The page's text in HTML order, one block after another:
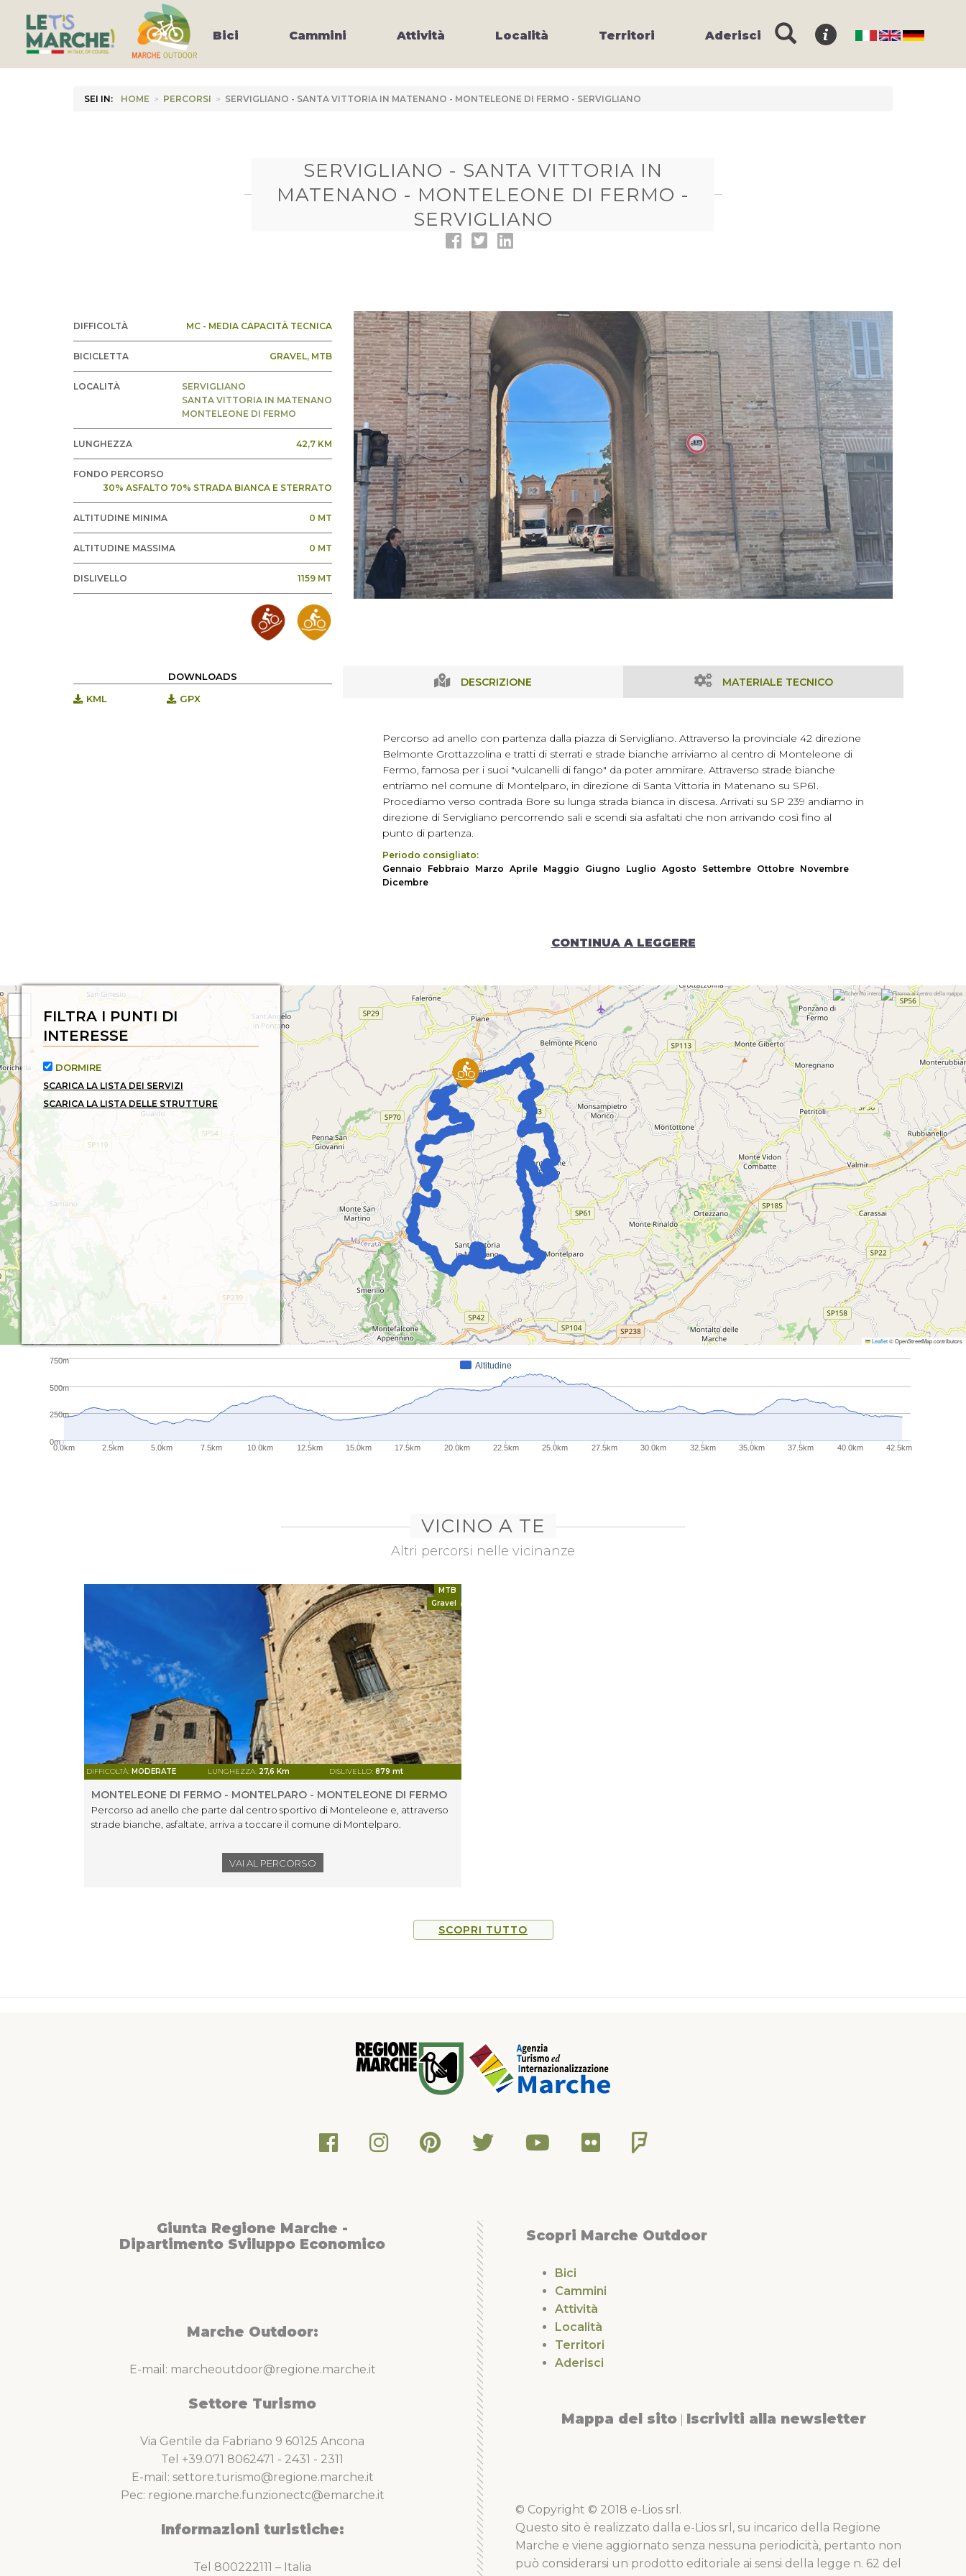
Bici Cammini Attività Località Territori Aderisci
SEI IN: HOME > PERCORSI > SERVIGLIANO - SANTA VITTORIA IN MATENANO - MONTELEONE DI FERMO - SERVIGLIANO
SERVIGLIANO - SANTA VITTORIA IN
MATENANO - MONTELEONE DI FERMO -
SERVIGLIANO
DIFFICOLTÀ MC - MEDIA CAPACITÀ TECNICA
BICICLETTA , MTB
GRAVEL
LOCALITÀ
SERVIGLIANO
SANTA VITTORIA IN MATENANO
MONTELEONE DI FERMO
LUNGHEZZA 42,7 KM
FONDO PERCORSO
30% ASFALTO 70% STRADA BIANCA E STERRATO
ALTITUDINE MINIMA 0 MT
ALTITUDINE MASSIMA 0 MT
DISLIVELLO 1159 MT
DOWNLOADS
KML
GPX
DESCRIZIONE MATERIALE TECNICO
Percorso ad anello con partenza dalla piazza di Servigliano. Attraverso la provinciale 42 direzione
Belmonte Grottazzolina e tratti di sterrati e strade bianche arriviamo al centro di Monteleone di
Fermo, famosa per i suoi "vulcanelli di fango" da poter ammirare. Attraverso strade bianche
entriamo nel comune di Montelparo, in direzione di Santa Vittoria in Matenano su SP61.
Procediamo verso contrada Bore su lunga strada bianca in discesa. Arrivati su SP 239 andiamo in
direzione di Servigliano percorrendo sali e scendi sia asfaltati che non arrivando così fino al
punto di partenza.
Periodo consigliato:
Gennaio
Febbraio Marzo Aprile Maggio Giugno Luglio Agosto Settembre Ottobre Novembre
Dicembre
CONTINUA A LEGGERE
Leaflet© OpenStreetMap contributors
Altitudine
0.0km 2.5km 5.0km 7.5km 10.0km 12.5km 15.0km 17.5km 20.0km 22.5km 25.0km 27.5km 30.0km 32.5km 35.0km 37.5km 40.0km 42.5km
0m
250m
500m
750m
FILTRA I PUNTI DI
INTERESSE
DORMIRE
SCARICA LA LISTA DEI SERVIZI
SCARICA LA LISTA DELLE STRUTTURE
VICINO A TE
Altri percorsi nelle vicinanze
MTB
Gravel
DIFFICOLTÀ: MODERATE LUNGHEZZA: 27,6 Km DISLIVELLO:879 mt
MONTELEONE DI FERMO - MONTELPARO - MONTELEONE DI FERMO
Percorso ad anello che parte dal centro sportivo di Monteleone e, attraverso
strade bianche, asfaltate, arriva a toccare il comune di Montelparo.
VAI AL PERCORSO
SCOPRI TUTTO
Giunta Regione Marche -
Dipartimento Sviluppo Economico
Marche Outdoor:
E-mail: marcheoutdoor@regione.marche.it
Settore Turismo
Via Gentile da Fabriano 9 60125 Ancona
Tel +39.071 8062471 - 2431 - 2311
E-mail: settore.turismo@regione.marche.it
Pec: regione.marche.funzionectc@emarche.it
Informazioni turistiche:
Tel 800222111 – Italia
Scopri Marche Outdoor
Bici
Cammini
Attività
Località
Territori
Aderisci
Mappa del sito Iscriviti alla newsletter
© Copyright © 2018 e-Lios srl.
Questo sito è realizzato dalla e-Lios srl, su incarico della Regione
Marche e viene aggiornato senza nessuna periodicità, pertanto non
può considerarsi un prodotto editoriale ai sensi della legge n. 62 del